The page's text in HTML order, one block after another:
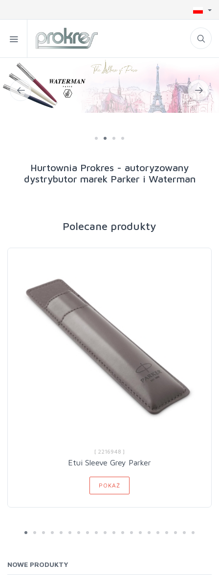
Hurtownia Prokres - autoryzowany
dystrybutor marek Parker i Waterman
Polecane produkty
[ 2216948 ]
Etui Sleeve Grey Parker
POKAŻ
NOWE PRODUKTY